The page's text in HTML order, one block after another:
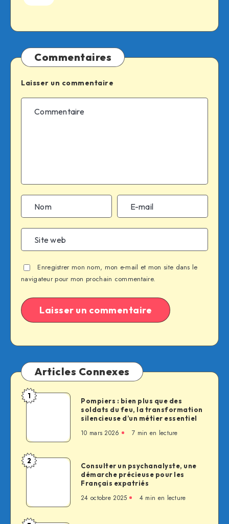
Commentaires
Laisser un commentaire
Enregistrer mon nom, mon e-mail et mon site dans le
navigateur pour mon prochain commentaire.
Articles Connexes
Pompiers
plus
que
des
soldats
la
transformation
1
Pompiers : bien plus que des
soldats du feu, la transformation
silencieuse d’un métier essentiel
10 mars 2026 7 min en lecture
Consulter
une
démarche
2
Consulter un psychanalyste, une
démarche précieuse pour les
Français expatriés
24 octobre 2025 4 min en lecture